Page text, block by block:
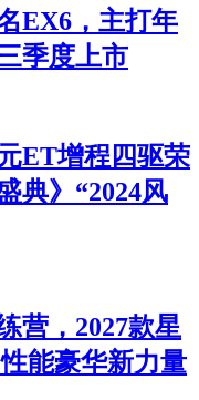
EX6，主打年
季度上市
ET增程四驱荣
典》“2024风
营，2027款星
能豪华新力量